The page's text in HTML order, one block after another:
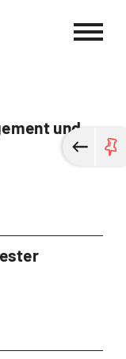
Schweiz
und